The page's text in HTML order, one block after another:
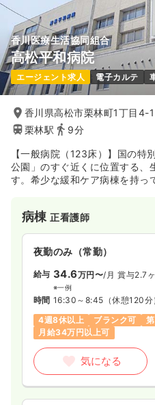
香川医療生活協同組合
高松平和病院
エージェント求人 電子カルテ
香川県高松市栗林町1丁目4-1
栗林駅
9分
【一般病院（123床）】国の特
公園」のすぐ近くに位置する、
す。希少な緩和ケア病棟を持っ
ービス提供にも定評があります。
病棟正看護師
夜勤のみ（常勤）
給与 34.6万円〜/月 賞与2.7
※一例
時間 16:30～8:45 （休憩120分
4週8休以上
ブランク可
月給34万円以上可
気になる